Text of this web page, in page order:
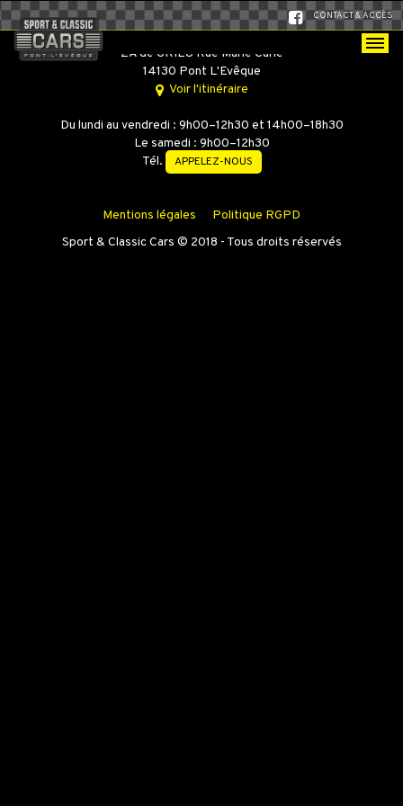
CONTACT & ACCÈS
SPORT & CLASSIC CARS
ZA de GRIEU Rue Marie Curie
14130 Pont L'Evêque
Voir l'itinéraire
Du lundi au vendredi : 9h00–12h30 et 14h00–18h30
Le samedi : 9h00–12h30
Tél.
APPELEZ-NOUS
Mentions légales
Politique RGPD
Sport & Classic Cars © 2018 - Tous droits réservés